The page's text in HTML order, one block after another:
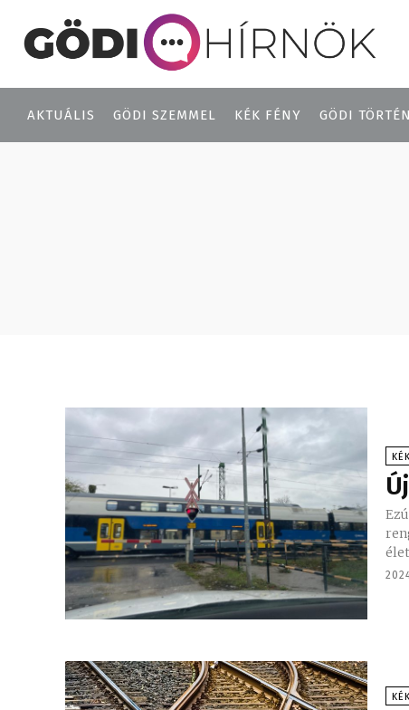
AKTUÁLIS GÖDI SZEMMEL KÉK FÉNY GÖDI